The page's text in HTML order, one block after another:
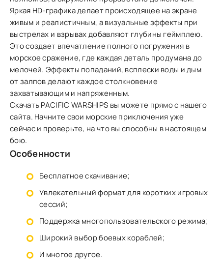
Яркая HD-графика делает происходящее на экране
живым и реалистичным, а визуальные эффекты при
выстрелах и взрывах добавляют глубины геймплею.
Это создает впечатление полного погружения в
морское сражение, где каждая деталь продумана до
мелочей. Эффекты попаданий, всплески воды и дым
от залпов делают каждое столкновение
захватывающим и напряженным.
Скачать PACIFIC WARSHIPS вы можете прямо с нашего
сайта. Начните свои морские приключения уже
сейчас и проверьте, на что вы способны в настоящем
бою.
Особенности
Бесплатное скачивание;
Увлекательный формат для коротких игровых
сессий;
Поддержка многопользовательского режима;
Широкий выбор боевых кораблей;
И многое другое.